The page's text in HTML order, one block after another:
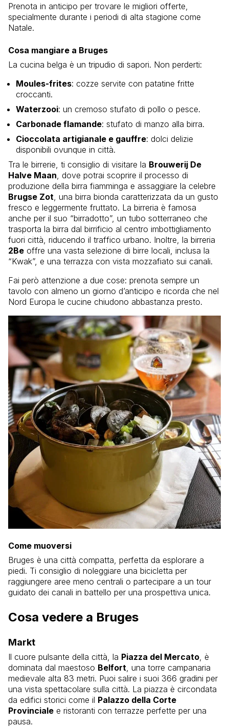
Prenota in anticipo per trovare le migliori offerte,
specialmente durante i periodi di alta stagione come
Natale.
Cosa mangiare a Bruges
La cucina belga è un tripudio di sapori. Non perderti:
Moules-frites: cozze servite con patatine fritte
croccanti.
Waterzooi: un cremoso stufato di pollo o pesce.
Carbonade flamande: stufato di manzo alla birra.
Cioccolata artigianale e gauffre: dolci delizie
disponibili ovunque in città.
Tra le birrerie, ti consiglio di visitare la Brouwerij De
Halve Maan , dove potrai scoprire il processo di
produzione della birra fiamminga e assaggiare la celebre
Brugse Zot , una birra bionda caratterizzata da un gusto
fresco e leggermente fruttato. La birreria è famosa
anche per il suo “birradotto”, un tubo sotterraneo che
trasporta la birra dal birrificio al centro imbottigliamento
fuori città, riducendo il traffico urbano. Inoltre, la birreria
2Be offre una vasta selezione di birre locali, inclusa la
“Kwak”, e una terrazza con vista mozzafiato sui canali.
Fai però attenzione a due cose: prenota sempre un
tavolo con almeno un giorno d’anticipo e ricorda che nel
Nord Europa le cucine chiudono abbastanza presto.
Come muoversi
Bruges è una città compatta, perfetta da esplorare a
piedi. Ti consiglio di noleggiare una bicicletta per
raggiungere aree meno centrali o partecipare a un tour
guidato dei canali in battello per una prospettiva unica.
Cosa vedere a Bruges
Markt
Il cuore pulsante della città, la Piazza del Mercato , è
dominata dal maestoso Belfort , una torre campanaria
medievale alta 83 metri. Puoi salire i suoi 366 gradini per
una vista spettacolare sulla città. La piazza è circondata
da edifici storici come il Palazzo della Corte
Provinciale e ristoranti con terrazze perfette per una
pausa.